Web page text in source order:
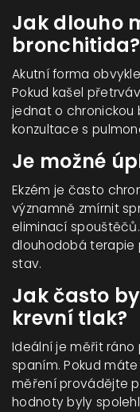
Jak dlouho
bronchitida?
Akutní forma
Pokud kašel
jednat o chronickou
konzultace s
Je možné
Ekzém je často
významně zmírnit
eliminací
dlouhodobá terapie
stav.
Jak často
krevní tlak?
Ideální je měřit
spaním. Pokud
měření provádějte
hodnoty byly